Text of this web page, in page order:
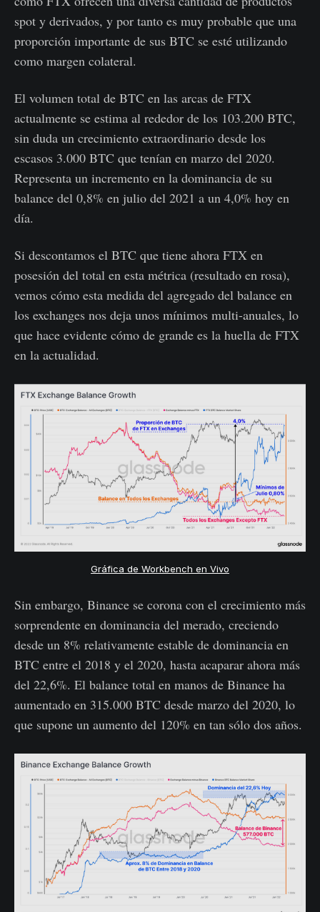
spot y derivados, y por tanto es muy probable que una
proporción importante de sus BTC se esté utilizando
como margen colateral.
El volumen total de BTC en las arcas de FTX
actualmente se estima al rededor de los 103.200 BTC,
sin duda un crecimiento extraordinario desde los
escasos 3.000 BTC que tenían en marzo del 2020.
Representa un incremento en la dominancia de su
balance del 0,8% en julio del 2021 a un 4,0% hoy en
día.
Si descontamos el BTC que tiene ahora FTX en
posesión del total en esta métrica (resultado en rosa),
vemos cómo esta medida del agregado del balance en
los exchanges nos deja unos mínimos multi-anuales, lo
que hace evidente cómo de grande es la huella de FTX
en la actualidad.
Gráfica de Workbench en Vivo
Sin embargo, Binance se corona con el crecimiento más
sorprendente en dominancia del merado, creciendo
desde un 8% relativamente estable de dominancia en
BTC entre el 2018 y el 2020, hasta acaparar ahora más
del 22,6%. El balance total en manos de Binance ha
aumentado en 315.000 BTC desde marzo del 2020, lo
que supone un aumento del 120% en tan sólo dos años.